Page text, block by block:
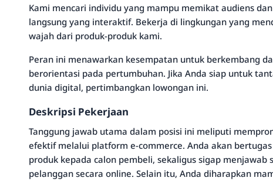
Kami mencari individu yang mampu memikat audiens
langsung yang interaktif. Bekerja di lingkungan yang
wajah dari produk-produk kami.
Peran ini menawarkan kesempatan untuk berkembang
berorientasi pada pertumbuhan. Jika Anda siap untuk
dunia digital, pertimbangkan lowongan ini.
Deskripsi Pekerjaan
Tanggung jawab utama dalam posisi ini meliputi
efektif melalui platform e-commerce. Anda akan
produk kepada calon pembeli, sekaligus sigap
pelanggan secara online. Selain itu, Anda diharapkan